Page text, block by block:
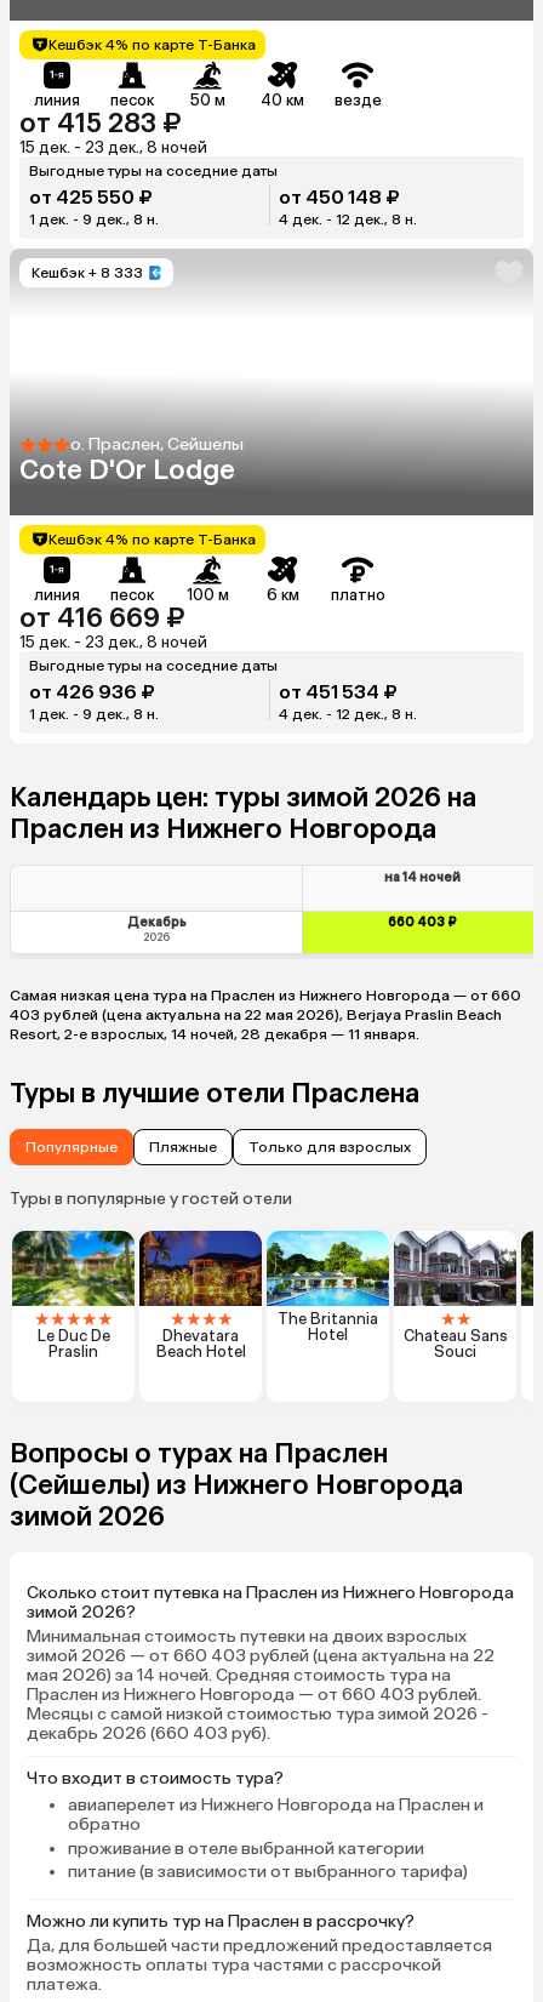
Кешбэк 4% по карте Т-Банка
линия песок 50 м 40 км везде
от 415 283 ₽
15 дек. - 23 дек., 8 ночей
Выгодные туры на соседние даты
от 425 550 ₽
1 дек. - 9 дек., 8 н.
от 450 148 ₽
4 дек. - 12 дек., 8 н.
Кешбэк + 8 333
о. Праслен, Сейшелы
Cote D'Or Lodge
Кешбэк 4% по карте Т-Банка
линия песок 100 м 6 км платно
от 416 669 ₽
15 дек. - 23 дек., 8 ночей
Выгодные туры на соседние даты
от 426 936 ₽
1 дек. - 9 дек., 8 н.
от 451 534 ₽
4 дек. - 12 дек., 8 н.
Календарь цен: туры зимой 2026 на
Праслен из Нижнего Новгорода
на 14 ночей
Декабрь
2026
660 403 ₽
Самая низкая цена тура на Праслен из Нижнего Новгорода — от 660
403 рублей (цена актуальна на 22 мая 2026), Berjaya Praslin Beach
Resort, 2-е взрослых, 14 ночей, 28 декабря — 11 января.
Туры в лучшие отели Праслена
Популярные Пляжные Только для взрослых
Туры в популярные у гостей отели
★★★★★
Le Duc De
Praslin
★★★★
Dhevatara
Beach Hotel
The Britannia
Hotel
★★
Chateau Sans
Souci
Вопросы о турах на Праслен
(Сейшелы) из Нижнего Новгорода
зимой 2026
Сколько стоит путевка на Праслен из Нижнего Новгорода
зимой 2026?
Минимальная стоимость путевки на двоих взрослых
зимой 2026 — от 660 403 рублей (цена актуальна на 22
мая 2026) за 14 ночей. Средняя стоимость тура на
Праслен из Нижнего Новгорода — от 660 403 рублей.
Месяцы с самой низкой стоимостью тура зимой 2026 -
декабрь 2026 (660 403 руб).
Что входит в стоимость тура?
авиаперелет из Нижнего Новгорода на Праслен и
обратно
проживание в отеле выбранной категории
питание (в зависимости от выбранного тарифа)
Можно ли купить тур на Праслен в рассрочку?
Да, для большей части предложений предоставляется
возможность оплаты тура частями с рассрочкой
платежа.